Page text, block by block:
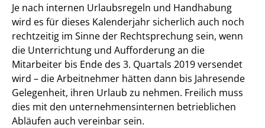
Je nach internen Urlaubsregeln und Handhabung
wird es für dieses Kalenderjahr sicherlich auch noch
rechtzeitig im Sinne der Rechtsprechung sein, wenn
die Unterrichtung und Aufforderung an die
Mitarbeiter bis Ende des 3. Quartals 2019 versendet
wird – die Arbeitnehmer hätten dann bis Jahresende
Gelegenheit, ihren Urlaub zu nehmen. Freilich muss
dies mit den unternehmensinternen betrieblichen
Abläufen auch vereinbar sein.